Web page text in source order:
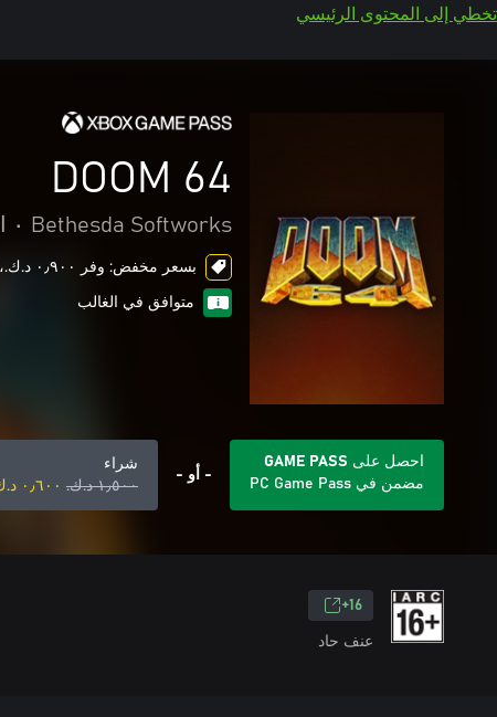
تخطي إلى المحتوى الرئيسي
DOOM 64
Bethesda Softworks
•
بسعر مخفض: وفر ٠٫٩٠٠ د.ك.‏، ends in 6 days
متوافق في الغالب
احصل على GAME PASS
مضمن في PC Game Pass
- أو -
شراء
١٫٥٠٠ د.ك.‏
٠٫٦٠٠ د.ك.‏
16+
عنف حاد